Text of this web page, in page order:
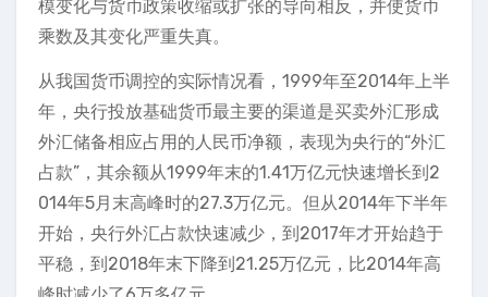
模变化与货币政策收缩或扩张的导向相反，并使货币
乘数及其变化严重失真。
从我国货币调控的实际情况看，1999年至2014年上半
年，央行投放基础货币最主要的渠道是买卖外汇形成
外汇储备相应占用的人民币净额，表现为央行的“外汇
占款”，其余额从1999年末的1.41万亿元快速增长到2
014年5月末高峰时的27.3万亿元。但从2014年下半年
开始，央行外汇占款快速减少，到2017年才开始趋于
平稳，到2018年末下降到21.25万亿元，比2014年高